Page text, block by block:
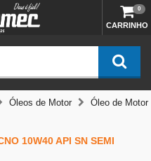
CARRINHO
0
Óleos de Motor Óleo de
10W40 API SN SEMI
mais